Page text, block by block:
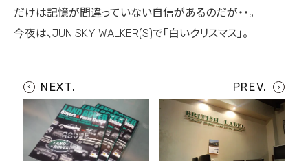
だけは記憶が間違っていない自信があるのだが・・。
今夜は、JUN SKY WALKER(S)で「白いクリスマス」。